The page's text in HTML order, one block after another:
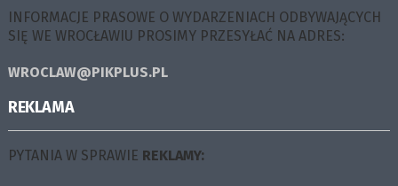
INFORMACJE PRASOWE O WYDARZENIACH ODBYWAJĄCYCH
SIĘ WE WROCŁAWIU PROSIMY PRZESYŁAĆ NA ADRES:
WROCLAW@PIKPLUS.PL
REKLAMA
PYTANIA W SPRAWIE REKLAMY: